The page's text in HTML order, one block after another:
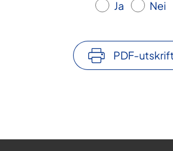
Ja Nei
PDF-utskrift